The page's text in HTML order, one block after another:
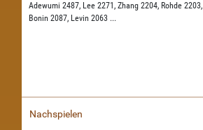
Adewumi 2487, Lee 2271, Zhang 2204, Rohde 2203,
Bonin 2087, Levin 2063 ...
Nachspielen